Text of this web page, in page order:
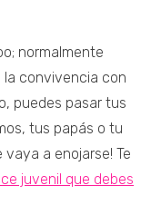
normalmente
la convivencia con
puedes pasar tus
tus papás o tu
vaya a enojarse! Te
juvenil que debes